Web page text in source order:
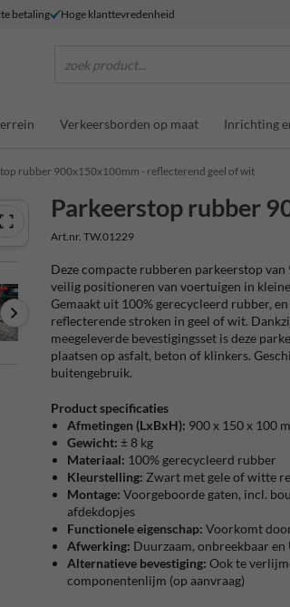
betaling Hoge klanttevredenheid
zoek product...
Verkeersborden op maat Inrichting
rubber 900x150x100mm - reflecterend geel of wit
Parkeerstop rubber
Art.nr. TW.01229
Deze compacte rubberen parkeerstop
veilig positioneren van voertuigen in
Gemaakt uit 100% gerecycleerd rubber,
reflecterende stroken in geel of wit.
meegeleverde bevestigingsset is deze
plaatsen op asfalt, beton of klinkers.
buitengebruik.
Product specificaties
Afmetingen (LxBxH): 900 x 150 x 100
Gewicht: ± 8 kg
Materiaal: 100% gerecycleerd rubber
Kleurstelling: Zwart met gele of witte
Montage: Voorgeboorde gaten, incl.
afdekdopjes
Functionele eigenschap: Voorkomt
Afwerking: Duurzaam, onbreekbaar en
Alternatieve bevestiging: Ook te
componentenlijm (op aanvraag)